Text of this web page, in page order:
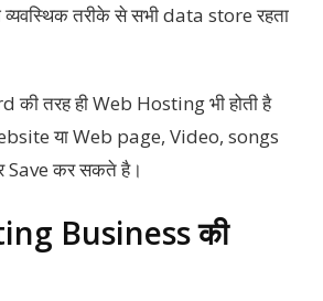
व्यवस्थिक तरीके से सभी data store रहता
तरह ही Web Hosting भी होती है
या Web page, Video, songs
Save कर सकते है।
Business की